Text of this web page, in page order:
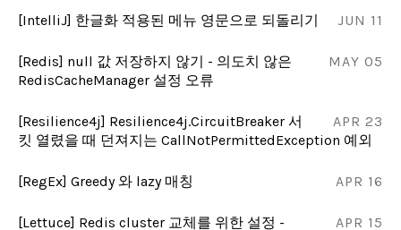
JUN 11
[IntelliJ] 한글화 적용된 메뉴 영문으로 되돌리기
MAY 05
[Redis] null 값 저장하지 않기 - 의도치 않은
RedisCacheManager 설정 오류
APR 23
[Resilience4j] Resilience4j.CircuitBreaker 서
킷 열렸을 때 던져지는 CallNotPermittedException 예외
APR 16
[RegEx] Greedy 와 lazy 매칭
APR 15
[Lettuce] Redis cluster 교체를 위한 설정 -